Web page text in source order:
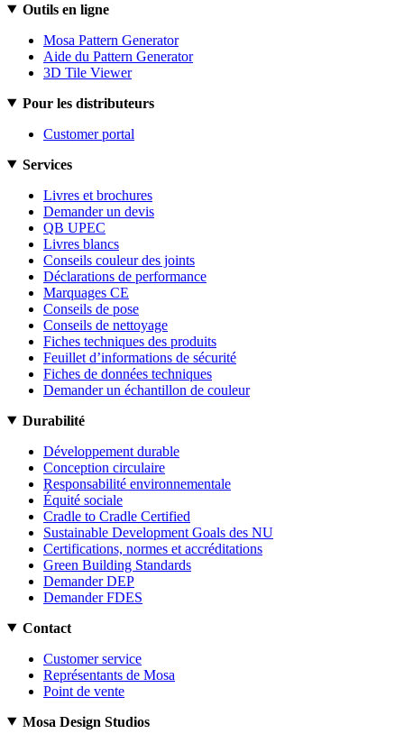
Outils en ligne
Mosa Pattern Generator
Aide du Pattern Generator
3D Tile Viewer
Pour les distributeurs
Customer portal
Services
Livres et brochures
Demander un devis
QB UPEC
Livres blancs
Conseils couleur des joints
Déclarations de performance
Marquages CE
Conseils de pose
Conseils de nettoyage
Fiches techniques des produits
Feuillet d’informations de sécurité
Fiches de données techniques
Demander un échantillon de couleur
Durabilité
Développement durable
Conception circulaire
Responsabilité environnementale
Équité sociale
Cradle to Cradle Certified
Sustainable Development Goals des NU
Certifications, normes et accréditations
Green Building Standards
Demander DEP
Demander FDES
Contact
Customer service
Représentants de Mosa
Point de vente
Mosa Design Studios